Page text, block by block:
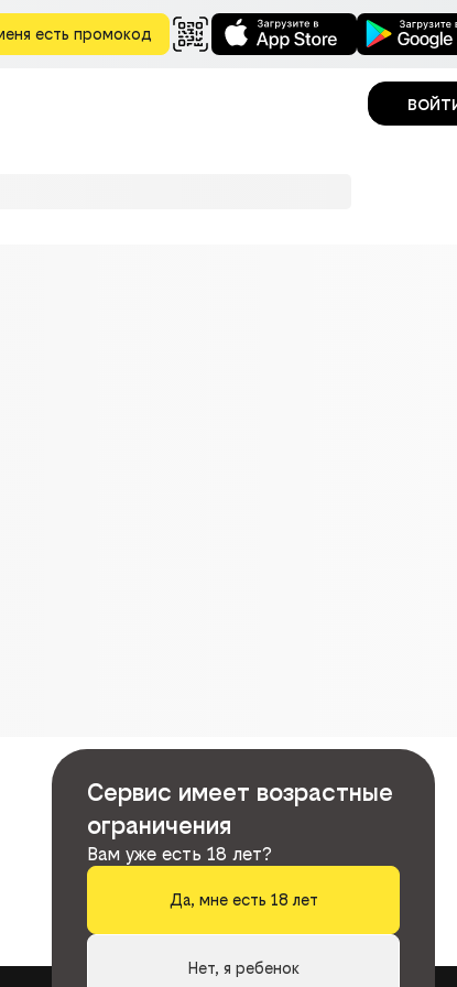
есть промокод
Сервис имеет возрастные
ограничения
Вам уже есть 18 лет?
Да, мне есть 18 лет
Нет, я ребенок